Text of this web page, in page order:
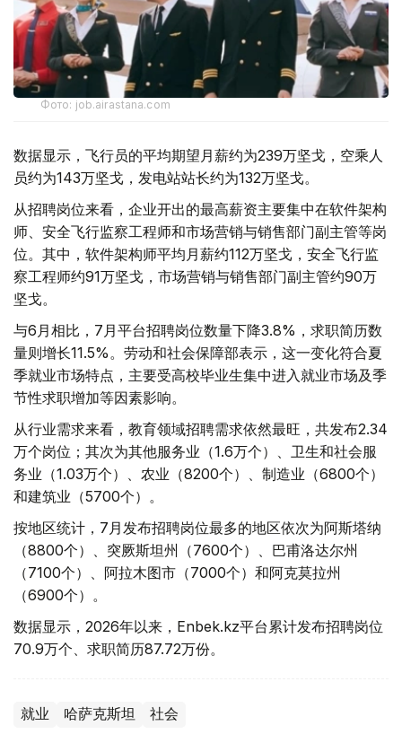
Фото: job.airastana.com
数据显示，飞行员的平均期望月薪约为239万坚戈，空乘人
员约为143万坚戈，发电站站长约为132万坚戈。
从招聘岗位来看，企业开出的最高薪资主要集中在软件架构
师、安全飞行监察工程师和市场营销与销售部门副主管等岗
位。其中，软件架构师平均月薪约112万坚戈，安全飞行监
察工程师约91万坚戈，市场营销与销售部门副主管约90万
坚戈。
与6月相比，7月平台招聘岗位数量下降3.8%，求职简历数
量则增长11.5%。劳动和社会保障部表示，这一变化符合夏
季就业市场特点，主要受高校毕业生集中进入就业市场及季
节性求职增加等因素影响。
从行业需求来看，教育领域招聘需求依然最旺，共发布2.34
万个岗位；其次为其他服务业（1.6万个）、卫生和社会服
务业（1.03万个）、农业（8200个）、制造业（6800个）
和建筑业（5700个）。
按地区统计，7月发布招聘岗位最多的地区依次为阿斯塔纳
（8800个）、突厥斯坦州（7600个）、巴甫洛达尔州
（7100个）、阿拉木图市（7000个）和阿克莫拉州
（6900个）。
数据显示，2026年以来，Enbek.kz平台累计发布招聘岗位
70.9万个、求职简历87.72万份。
就业 哈萨克斯坦 社会